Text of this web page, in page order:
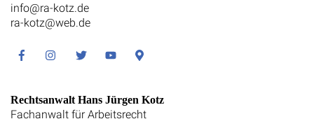
info@ra-kotz.de
ra-kotz@web.de
FacebookInstagramTwitter YoutubeGoogle
Rechtsanwalt Hans Jürgen Kotz
Fachanwalt für Arbeitsrecht